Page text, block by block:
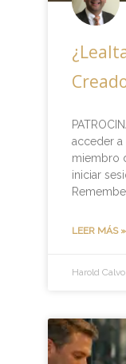
acceder
miembro
iniciar
LEER MÁS »
Harold Calvo